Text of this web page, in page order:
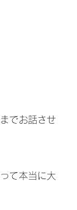
でお話させ
て本当に大